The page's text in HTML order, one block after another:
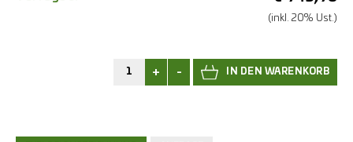
(inkl. 20% Ust.)
+ -